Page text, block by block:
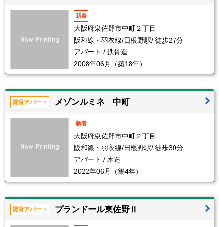
新着
大阪府泉佐野市中町２丁目
阪和線・羽衣線/日根野駅/ 徒歩27分
アパート / 鉄骨造
2008年06月（築18年）
賃貸アパート メゾンルミネ 中町
新着
大阪府泉佐野市中町２丁目
阪和線・羽衣線/日根野駅/ 徒歩30分
アパート / 木造
2022年06月（築4年）
賃貸アパート プランドール東佐野Ⅱ